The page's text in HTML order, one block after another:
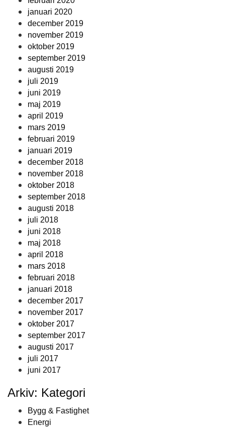
januari 2020
december 2019
november 2019
oktober 2019
september 2019
augusti 2019
juli 2019
juni 2019
maj 2019
april 2019
mars 2019
februari 2019
januari 2019
december 2018
november 2018
oktober 2018
september 2018
augusti 2018
juli 2018
juni 2018
maj 2018
april 2018
mars 2018
februari 2018
januari 2018
december 2017
november 2017
oktober 2017
september 2017
augusti 2017
juli 2017
juni 2017
Arkiv: Kategori
Bygg & Fastighet
Energi